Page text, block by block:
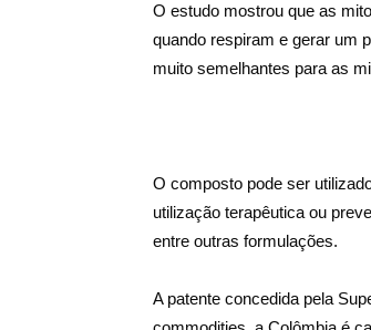
O estudo mostrou que as
quando respiram e gerar um
muito semelhantes para as
O composto pode ser
utilização terapêutica ou
entre outras formulações.
A patente concedida pela